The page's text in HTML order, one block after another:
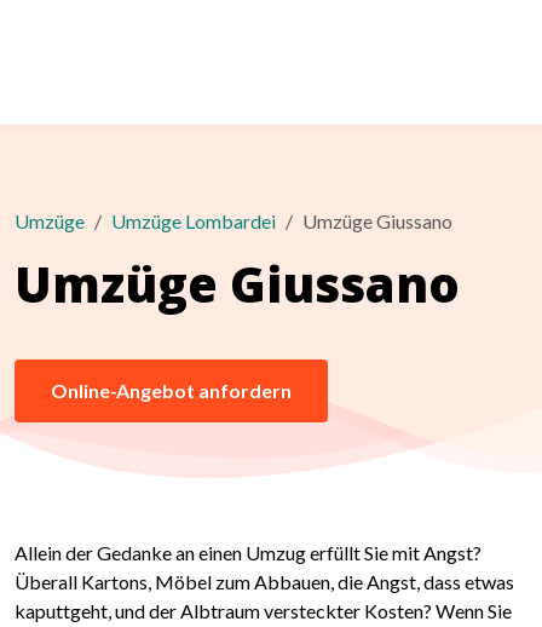
Umzüge Umzüge Lombardei Umzüge Giussano
Umzüge Giussano
Online-Angebot anfordern
Allein der Gedanke an einen Umzug erfüllt Sie mit Angst?
Überall Kartons, Möbel zum Abbauen, die Angst, dass etwas
kaputtgeht, und der Albtraum versteckter Kosten? Wenn Sie